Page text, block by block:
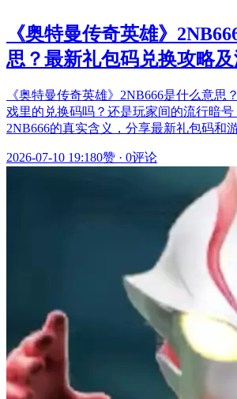
《奥特曼传奇英雄》
思？最新礼包码兑换攻略
《奥特曼传奇英雄》2NB666是什么意思
戏里的兑换码吗？还是玩家间的流行暗
2NB666的真实含义，分享最新礼包码和
2026-07-10 19:180赞 · 0评论